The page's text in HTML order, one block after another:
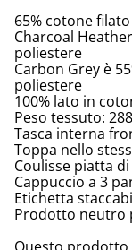
65% cotone
Charcoal
poliestere
Carbon Grey è
poliestere
100% lato in
Peso tessuto:
Tasca interna
Toppa nello
Coulisse piatta
Cappuccio a 3
Etichetta
Prodotto neutro